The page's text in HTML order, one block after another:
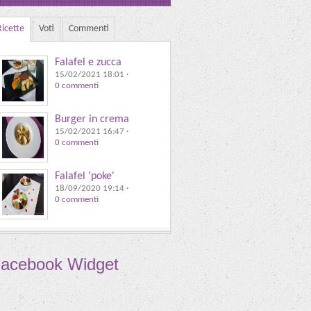
Voti Commenti
Falafel e zucca
15/02/2021 18:01 ·
0 commenti
Burger in crema
15/02/2021 16:47 ·
0 commenti
Falafel 'poke'
18/09/2020 19:14 ·
0 commenti
Widget